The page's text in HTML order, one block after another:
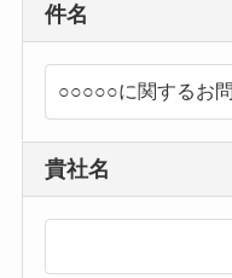
件名
貴社名